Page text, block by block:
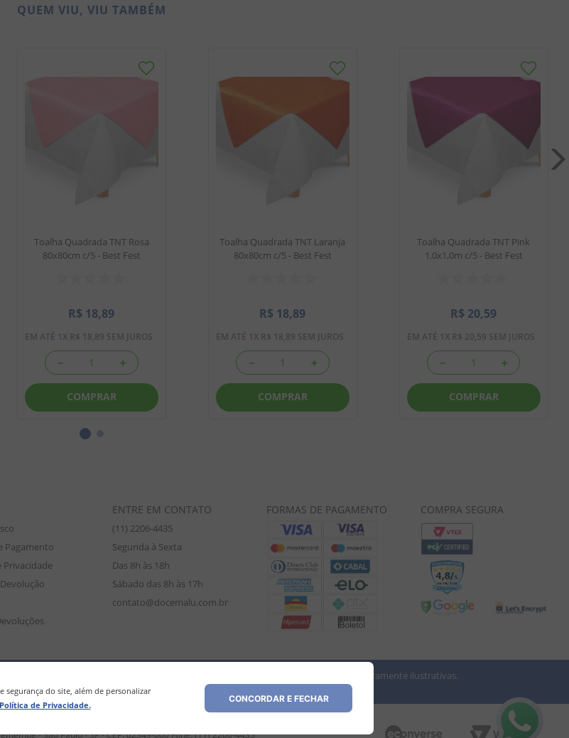
do site, além de personalizar
Política de Privacidade.
CONCORDAR E FECHAR
QUEM VIU, VIU TAMBÉM
Toalha Quadrada TNT Rosa
80x80cm c/5 - Best Fest
R$ 18,89
EM ATÉ 1 X R$ 18,89 SEM JUROS
＋
－
COMPRAR
Toalha Quadrada TNT Laranja
80x80cm c/5 - Best Fest
R$ 18,89
EM ATÉ 1 X R$ 18,89 SEM JUROS
＋
－
COMPRAR
Toalha Quadrada TNT Pink
1,0x1,0m c/5 - Best Fest
R$ 20,59
EM ATÉ 1 X R$ 20,59 SEM JUROS
＋
－
COMPRAR
Pagamento
Privacidade
ENTRE EM CONTATO
(11) 2206-4435
Segunda à Sexta
Das 8h às 18h
Sábado das 8h às 17h
contato@docemalu.com.br
FORMAS DE PAGAMENTO COMPRA SEGURA
efetuadas no site, podendo diferir da loja física. As imagens dos produtos são meramente ilustrativas.
comerciais estão sujeitos a alteração sem aviso prévio.
- São Paulo - SP - CEP: 02349-000 Fone: (11) 2206-4435